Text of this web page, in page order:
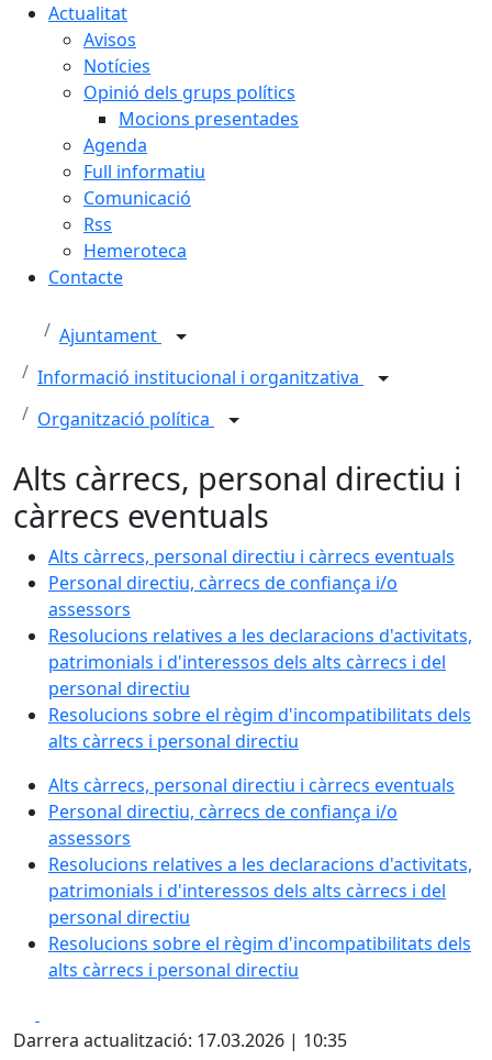
Actualitat
Avisos
Notícies
Opinió dels grups polítics
Mocions presentades
Agenda
Full informatiu
Comunicació
Rss
Hemeroteca
Contacte
Ajuntament
Informació institucional i organitzativa
Organització política
Alts càrrecs, personal directiu i
càrrecs eventuals
Alts càrrecs, personal directiu i càrrecs eventuals
Personal directiu, càrrecs de confiança i/o
assessors
Resolucions relatives a les declaracions d'activitats,
patrimonials i d'interessos dels alts càrrecs i del
personal directiu
Resolucions sobre el règim d'incompatibilitats dels
alts càrrecs i personal directiu
Alts càrrecs, personal directiu i càrrecs eventuals
Personal directiu, càrrecs de confiança i/o
assessors
Resolucions relatives a les declaracions d'activitats,
patrimonials i d'interessos dels alts càrrecs i del
personal directiu
Resolucions sobre el règim d'incompatibilitats dels
alts càrrecs i personal directiu
Darrera actualització: 17.03.2026 | 10:35